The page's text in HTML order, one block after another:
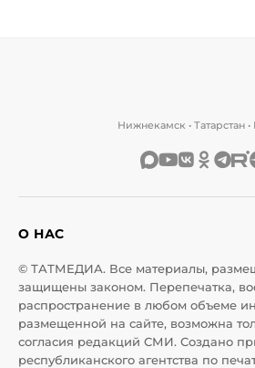
Нижнекамск • Татарстан •
О НАС
© ТАТМЕДИА. Все материалы,
защищены законом. Перепечатка,
распространение в любом объеме
размещенной на сайте, возможна
согласия редакций СМИ. Создано
республиканского агентства по